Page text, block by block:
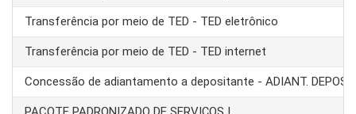
Transferência por meio de TED - TED eletrônico
Transferência por meio de TED - TED internet
Concessão de adiantamento a depositante - ADIANT.